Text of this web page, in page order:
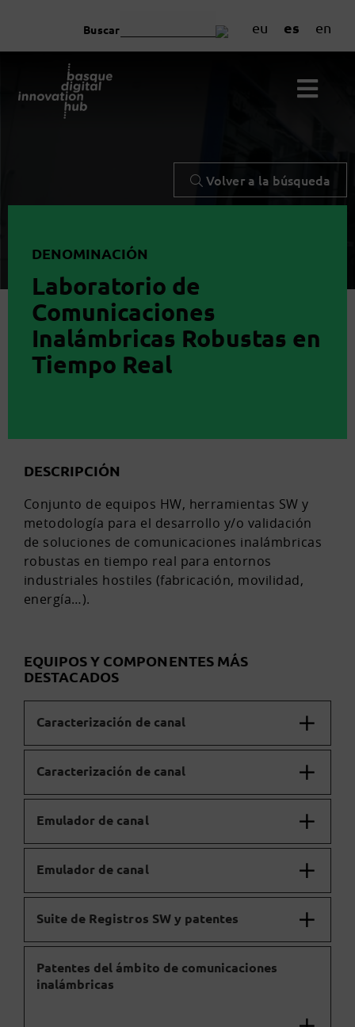
eu es en
Buscar
Volver a la búsqueda
DENOMINACIÓN
Laboratorio de
Comunicaciones
Inalámbricas Robustas en
Tiempo Real
DESCRIPCIÓN
Conjunto de equipos HW, herramientas SW y
metodología para el desarrollo y/o validación
de soluciones de comunicaciones inalámbricas
robustas en tiempo real para entornos
industriales hostiles (fabricación, movilidad,
energía…).
EQUIPOS Y COMPONENTES MÁS
DESTACADOS
Caracterización de canal
Caracterización de canal
Emulador de canal
Emulador de canal
Suite de Registros SW y patentes
Patentes del ámbito de comunicaciones
inalámbricas